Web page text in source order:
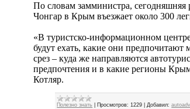
По словам замминистра, сегодняшняя
Чонгар в Крым въезжает около 300
«В туристско-информационном
будут ехать, какие они
срез – куда же направляются
предпочтения и в какие регионы
Котляр.
Полезно знать Просмотров: 1229 |Добавил: